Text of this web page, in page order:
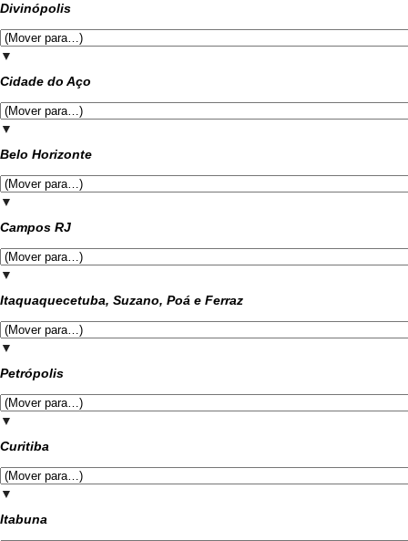
Divinópolis
▼
Cidade do Aço
▼
Belo Horizonte
▼
Campos RJ
▼
Itaquaquecetuba, Suzano, Poá e Ferraz
▼
Petrópolis
▼
Curitiba
▼
Itabuna